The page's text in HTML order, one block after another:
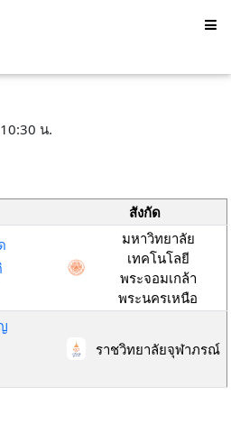
น.
สังกัด
มหาวิทยาลัย
เทคโนโลยี
พระจอมเกล้า
พระนครเหนือ
ราชวิทยาลัยจุฬาภรณ์